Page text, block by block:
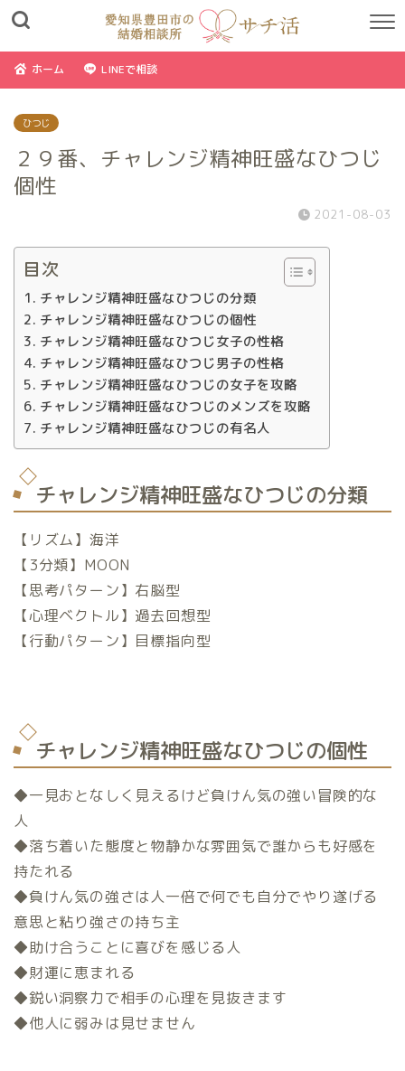
ホーム LINEで相談
ひつじ
２９番、チャレンジ精神旺盛なひつじ
個性
2021-08-03
目次
チャレンジ精神旺盛なひつじの分類
チャレンジ精神旺盛なひつじの個性
チャレンジ精神旺盛なひつじ女子の性格
チャレンジ精神旺盛なひつじ男子の性格
チャレンジ精神旺盛なひつじの女子を攻略
チャレンジ精神旺盛なひつじのメンズを攻略
チャレンジ精神旺盛なひつじの有名人
チャレンジ精神旺盛なひつじの分類
【リズム】海洋
【3分類】MOON
【思考パターン】右脳型
【心理ベクトル】過去回想型
【行動パターン】目標指向型
チャレンジ精神旺盛なひつじの個性
◆一見おとなしく見えるけど負けん気の強い冒険的な
人
◆落ち着いた態度と物静かな雰囲気で誰からも好感を
持たれる
◆負けん気の強さは人一倍で何でも自分でやり遂げる
意思と粘り強さの持ち主
◆助け合うことに喜びを感じる人
◆財運に恵まれる
◆鋭い洞察力で相手の心理を見抜きます
◆他人に弱みは見せません